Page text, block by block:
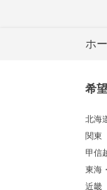
ホ
希
北海
関東
甲信
東海
近畿